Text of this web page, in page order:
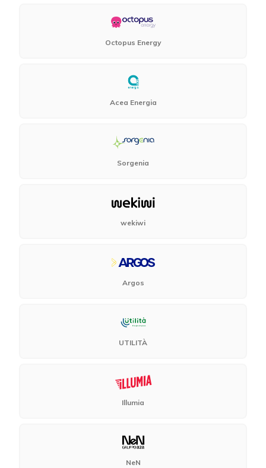
Octopus Energy
Acea Energia
Sorgenia
wekiwi
Argos
UTILITÀ
Illumia
NeN